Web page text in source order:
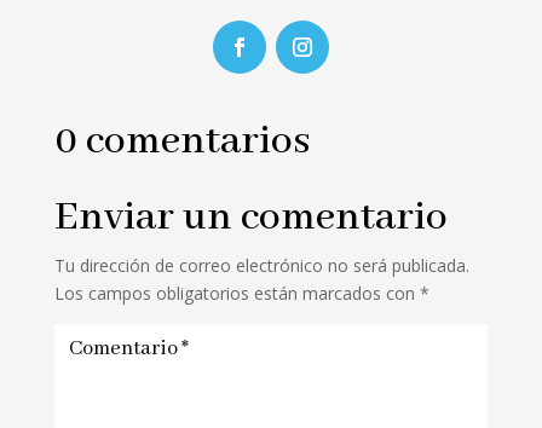
0 comentarios
Enviar un comentario
Tu dirección de correo electrónico no será publicada.
Los campos obligatorios están marcados con *